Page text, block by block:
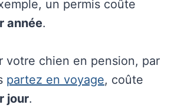
un permis coûte
année.
votre chien en pension, par
partez en voyage, coûte
jour.